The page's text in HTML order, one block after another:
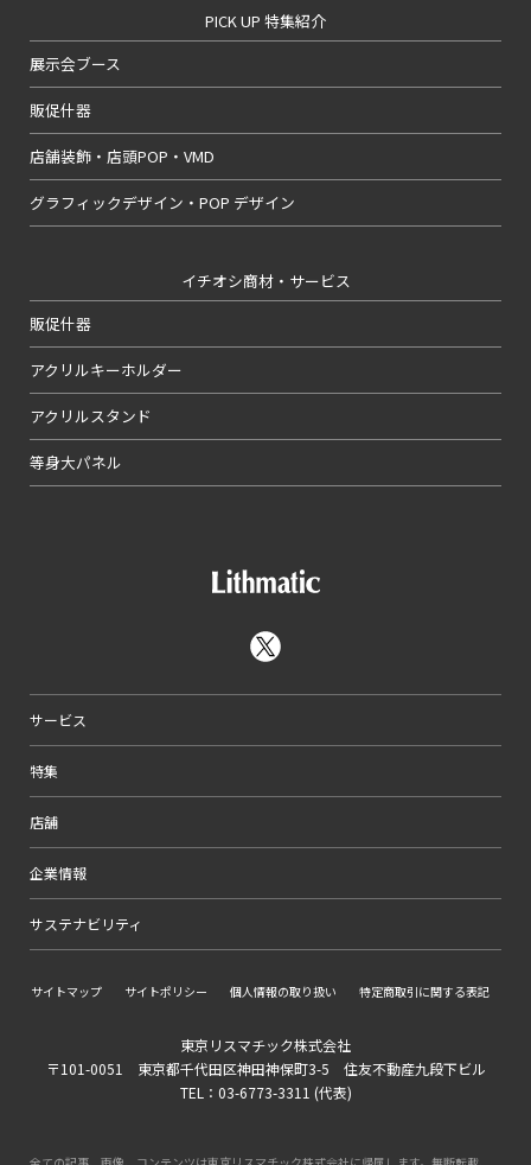
PICK UP 特集紹介
展示会ブース
販促什器
店舗装飾・店頭POP・VMD
グラフィックデザイン・POP デザイン
イチオシ商材・サービス
販促什器
アクリルキーホルダー
アクリルスタンド
等身大パネル
サービス
特集
店舗
企業情報
サステナビリティ
サイトマップ サイトポリシー 個人情報の取り扱い 特定商取引に関する表記
東京リスマチック株式会社
〒101-0051 東京都千代田区神田神保町3-5 住友不動産九段下ビル
TEL：03-6773-3311 (代表)